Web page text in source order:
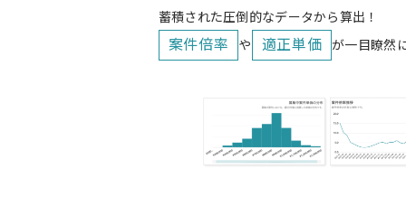
蓄積された圧倒的なデータから算出！
案件倍率 や 適正単価 が一目瞭然